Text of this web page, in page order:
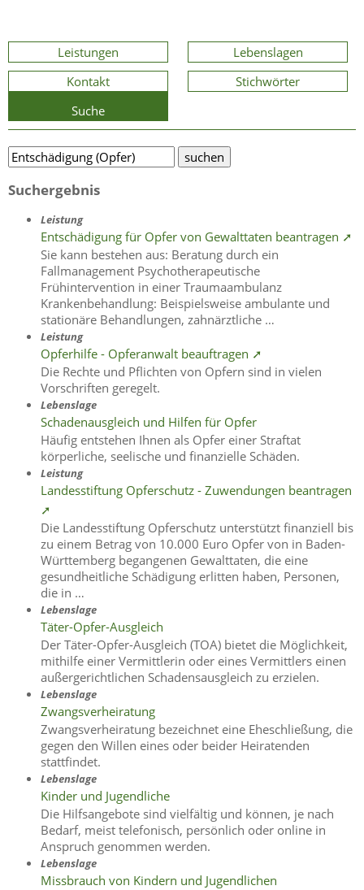
Leistungen
Lebenslagen
Kontakt
Stichwörter
Suche
Suchergebnis
Leistung
Entschädigung für Opfer von Gewalttaten beantragen ➚
Sie kann bestehen aus: Beratung durch ein
Fallmanagement Psychotherapeutische
Frühintervention in einer Traumaambulanz
Krankenbehandlung: Beispielsweise ambulante und
stationäre Behandlungen, zahnärztliche …
Leistung
Opferhilfe - Opferanwalt beauftragen ➚
Die Rechte und Pflichten von Opfern sind in vielen
Vorschriften geregelt.
Lebenslage
Schadenausgleich und Hilfen für Opfer
Häufig entstehen Ihnen als Opfer einer Straftat
körperliche, seelische und finanzielle Schäden.
Leistung
Landesstiftung Opferschutz - Zuwendungen beantragen
➚
Die Landesstiftung Opferschutz unterstützt finanziell bis
zu einem Betrag von 10.000 Euro Opfer von in Baden-
Württemberg begangenen Gewalttaten, die eine
gesundheitliche Schädigung erlitten haben, Personen,
die in …
Lebenslage
Täter-Opfer-Ausgleich
Der Täter-Opfer-Ausgleich (TOA) bietet die Möglichkeit,
mithilfe einer Vermittlerin oder eines Vermittlers einen
außergerichtlichen Schadensausgleich zu erzielen.
Lebenslage
Zwangsverheiratung
Zwangsverheiratung bezeichnet eine Eheschließung, die
gegen den Willen eines oder beider Heiratenden
stattfindet.
Lebenslage
Kinder und Jugendliche
Die Hilfsangebote sind vielfältig und können, je nach
Bedarf, meist telefonisch, persönlich oder online in
Anspruch genommen werden.
Lebenslage
Missbrauch von Kindern und Jugendlichen